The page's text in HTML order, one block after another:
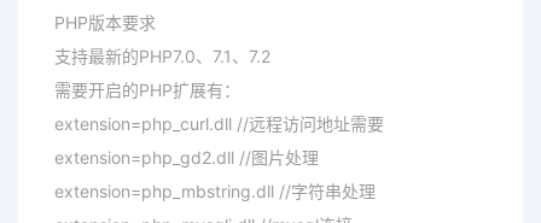
PHP版本要求
支持最新的PHP7.0、7.1、7.2
需要开启的PHP扩展有：
extension=php_curl.dll //远程访问地址需要
extension=php_gd2.dll //图片处理
extension=php_mbstring.dll //字符串处理